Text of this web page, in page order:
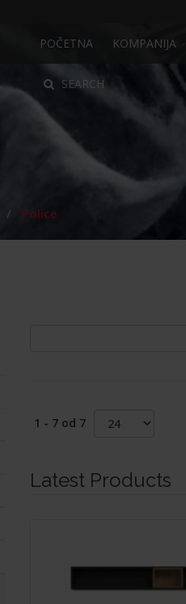
POČETNA KOMPANIJA
SEARCH
Police
1 - 7 od 7
Latest Products